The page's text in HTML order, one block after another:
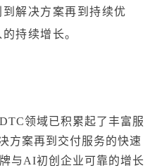
解决方案再到持续优
持续增长。
领域已积累起了丰富服
方案再到交付服务的快速
与AI初创企业可靠的增长